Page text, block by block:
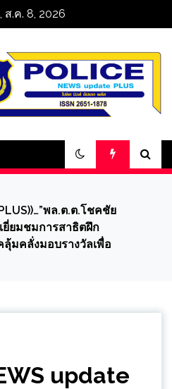
ส.ค. 8, 2026
ลี่ออนไลน์
พล.ต.ต.โชคชัย
ยี่ยมชมการสาธิตฝึก
มคลั่งมอบรางวัลเพื่อ
update